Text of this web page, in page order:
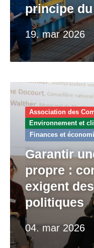
19. mar 2026
principe
04. mar 2026
Association des
Environnement et
Finances et
Garantir
propre :
exigent
politiques